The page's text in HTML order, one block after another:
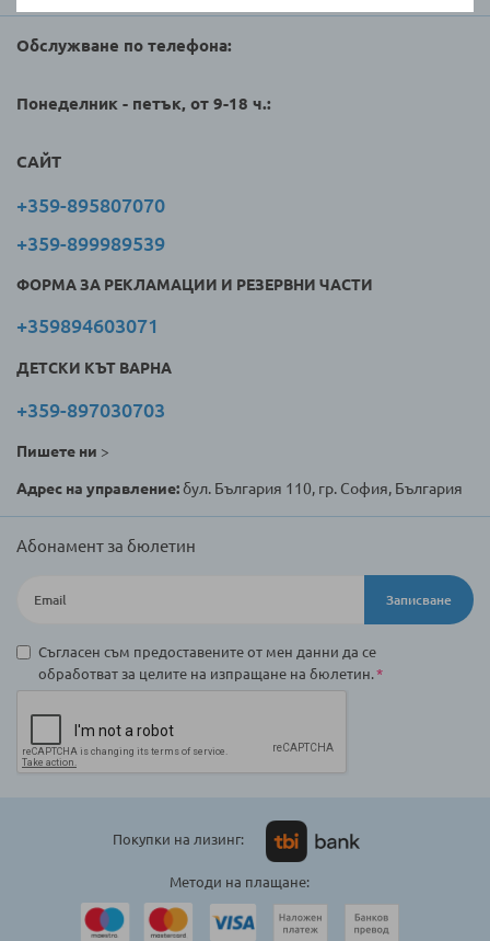
Обслужване по телефона:
Понеделник - петък, от 9-18 ч.:
САЙТ
+359-895807070
+359-899989539
ФОРМА ЗА РЕКЛАМАЦИИ И РЕЗЕРВНИ ЧАСТИ
+359894603071
ДЕТСКИ КЪТ ВАРНА
+359-897030703
Пишете ни >
Адрес на управление:бул. България 110, гр. София, България
Абонамент за бюлетин
Записване
Съгласен съм предоставените от мен данни да се
обработват за целите на изпращане на бюлетин.
Покупки на лизинг:
Методи на плащане: